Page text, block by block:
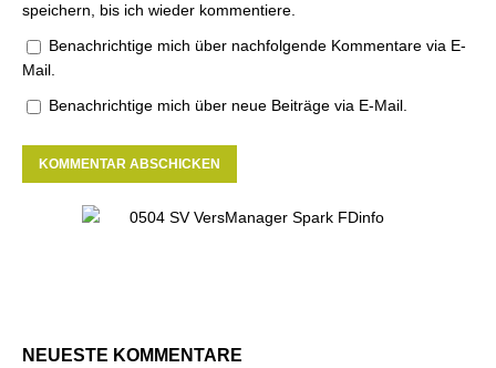
speichern, bis ich wieder kommentiere.
Benachrichtige mich über nachfolgende Kommentare via E-
Mail.
Benachrichtige mich über neue Beiträge via E-Mail.
NEUESTE KOMMENTARE